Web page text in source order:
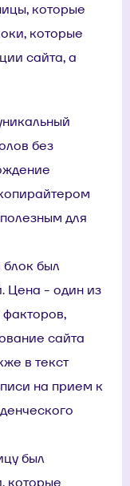
которые
которые
сайта, а
без
для
был
Цена - один из
сайта
в текст
на прием к
был
которые